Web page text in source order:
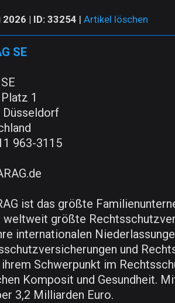
2026 | ID: 33254 Artikel löschen
SE
1
Düsseldorf
963-3115
ist das größte
weltweit größte
internationalen
und
ihrem Schwerpunkt im
Komposit und Gesundheit.
3,2 Milliarden Euro.